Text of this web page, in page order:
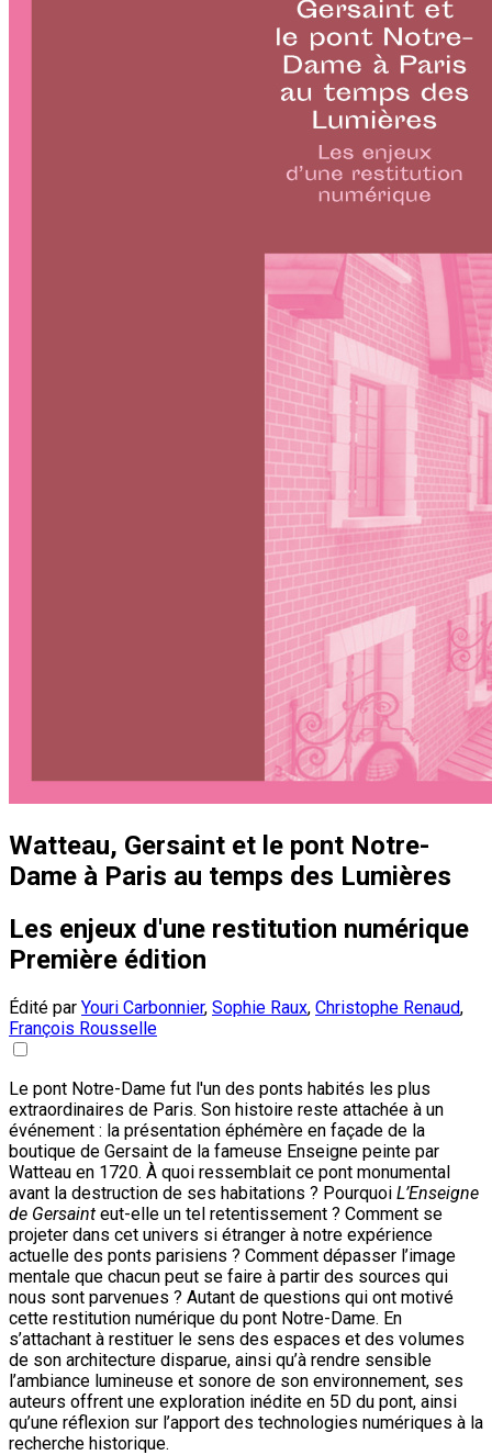
Watteau, Gersaint et le pont Notre-
Dame à Paris au temps des Lumières
Les enjeux d'une restitution numérique
Première édition
Édité par Youri Carbonnier, Sophie Raux, Christophe Renaud,
François Rousselle
Le pont Notre-Dame fut l'un des ponts habités les plus
extraordinaires de Paris. Son histoire reste attachée à un
événement : la présentation éphémère en façade de la
boutique de Gersaint de la fameuse Enseigne peinte par
Watteau en 1720. À quoi ressemblait ce pont monumental
avant la destruction de ses habitations ? Pourquoi L’Enseigne
de Gersaint eut-elle un tel retentissement ? Comment se
projeter dans cet univers si étranger à notre expérience
actuelle des ponts parisiens ? Comment dépasser l’image
mentale que chacun peut se faire à partir des sources qui
nous sont parvenues ? Autant de questions qui ont motivé
cette restitution numérique du pont Notre-Dame. En
s’attachant à restituer le sens des espaces et des volumes
de son architecture disparue, ainsi qu’à rendre sensible
l’ambiance lumineuse et sonore de son environnement, ses
auteurs offrent une exploration inédite en 5D du pont, ainsi
qu’une réflexion sur l’apport des technologies numériques à la
recherche historique.